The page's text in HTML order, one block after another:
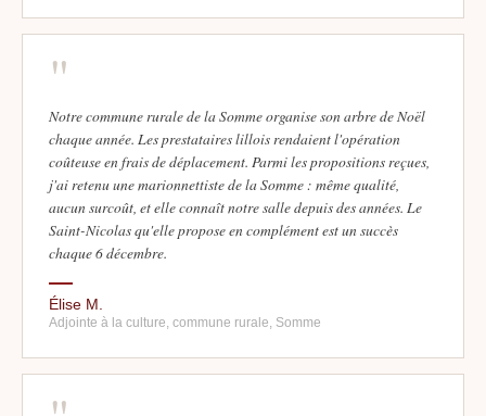
"
Notre commune rurale de la Somme organise son arbre de Noël
chaque année. Les prestataires lillois rendaient l'opération
coûteuse en frais de déplacement. Parmi les propositions reçues,
j'ai retenu une marionnettiste de la Somme : même qualité,
aucun surcoût, et elle connaît notre salle depuis des années. Le
Saint-Nicolas qu'elle propose en complément est un succès
chaque 6 décembre.
Élise M.
Adjointe à la culture, commune rurale, Somme